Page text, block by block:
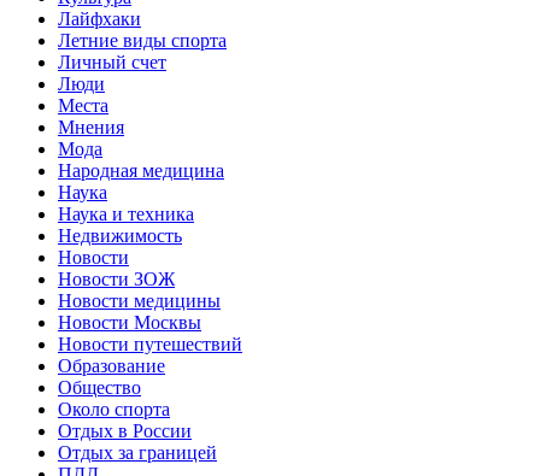
Лайфхаки
Летние виды спорта
Личный счет
Люди
Места
Мнения
Мода
Народная медицина
Наука
Наука и техника
Недвижимость
Новости
Новости ЗОЖ
Новости медицины
Новости Москвы
Новости путешествий
Образование
Общество
Около спорта
Отдых в России
Отдых за границей